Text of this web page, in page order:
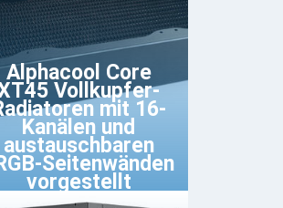
Alphacool Core
Vollkupfer-
mit 16-
Kanälen und
austauschbaren
Seitenwänden
vorgestellt